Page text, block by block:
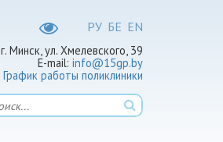
РУ БЕ EN
г. Минск, ул. Хмелевского, 39
E-mail: info@15gp.by
График работы поликлиники